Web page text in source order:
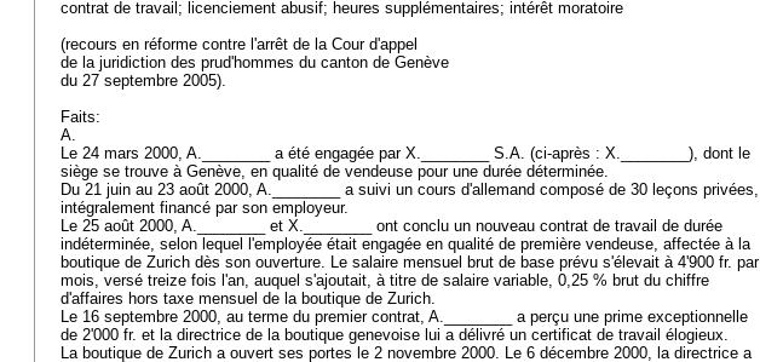
contrat de travail; licenciement abusif; heures supplémentaires; intérêt moratoire
(recours en réforme contre l'arrêt de la Cour d'appel
de la juridiction des prud'hommes du canton de Genève
du 27 septembre 2005).
Faits:
A.
Le 24 mars 2000, A.________ a été engagée par X.________ S.A. (ci-après : X.________), dont le
siège se trouve à Genève, en qualité de vendeuse pour une durée déterminée.
Du 21 juin au 23 août 2000, A.________ a suivi un cours d'allemand composé de 30 leçons privées,
intégralement financé par son employeur.
Le 25 août 2000, A.________ et X.________ ont conclu un nouveau contrat de travail de durée
indéterminée, selon lequel l'employée était engagée en qualité de première vendeuse, affectée à la
boutique de Zurich dès son ouverture. Le salaire mensuel brut de base prévu s'élevait à 4'900 fr. par
mois, versé treize fois l'an, auquel s'ajoutait, à titre de salaire variable, 0,25 % brut du chiffre
d'affaires hors taxe mensuel de la boutique de Zurich.
Le 16 septembre 2000, au terme du premier contrat, A.________ a perçu une prime exceptionnelle
de 2'000 fr. et la directrice de la boutique genevoise lui a délivré un certificat de travail élogieux.
La boutique de Zurich a ouvert ses portes le 2 novembre 2000. Le 6 décembre 2000, la directrice a